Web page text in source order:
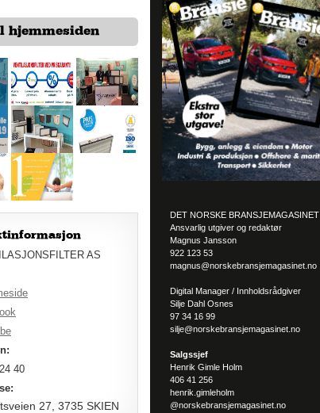
hjemmesiden
AS
40
27, 3735 SKIEN
DET NORSKE BRANSJEMAGASINET
Ansvarlig utgiver og redaktør
Magnus Jansson
922 123 53
magnus@norskebransjemagasinet.no
Digital Manager / Innholdsrådgiver
Silje Dahl Osnes
97 34 16 99
silje@norskebransjemagasinet.no
Salgssjef
Henrik Gimle Holm
406 41 256
henrik.gimleholm
@norskebransjemagasinet.no